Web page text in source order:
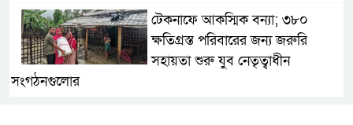
টেকনাফে আকস্মিক বন্যা; ৩৮০
ক্ষতিগ্রস্ত পরিবারের জন্য জরুরি
সহায়তা শুরু যুব নেতৃত্বাধীন
সংগঠনগুলোর